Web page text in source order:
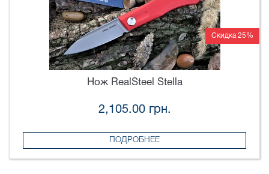
Скидка 25%
Нож RealSteel Stella
2,105.00 грн.
ПОДРОБНЕЕ